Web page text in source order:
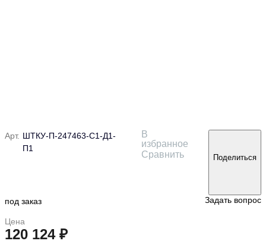
Арт. ШТКУ-П-247463-С1-Д1-
П1
В
избранное
Сравнить
Поделиться
под заказ Задать вопрос
Цена
120 124 ₽